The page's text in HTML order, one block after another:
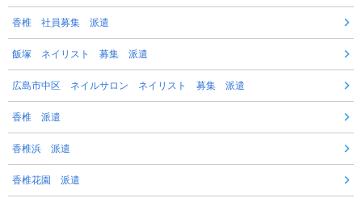
香椎 社員募集 派遣
飯塚 ネイリスト 募集 派遣
広島市中区 ネイルサロン ネイリスト 募集 派遣
香椎 派遣
香椎浜 派遣
香椎花園 派遣